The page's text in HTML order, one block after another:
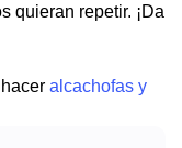
quieran repetir. ¡Da
alcachofas y